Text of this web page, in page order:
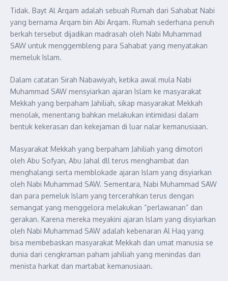
Tidak. Bayt Al Arqam adalah sebuah Rumah dari Sahabat Nabi
yang bernama Arqam bin Abi Arqam. Rumah sederhana penuh
berkah tersebut dijadikan madrasah oleh Nabi Muhammad
SAW untuk menggembleng para Sahabat yang menyatakan
memeluk Islam.
Dalam catatan Sirah Nabawiyah, ketika awal mula Nabi
Muhammad SAW mensyiarkan ajaran Islam ke masyarakat
Mekkah yang berpaham Jahiliah, sikap masyarakat Mekkah
menolak, menentang bahkan melakukan intimidasi dalam
bentuk kekerasan dan kekejaman di luar nalar kemanusiaan.
Masyarakat Mekkah yang berpaham Jahiliah yang dimotori
oleh Abu Sofyan, Abu Jahal dll terus menghambat dan
menghalangi serta memblokade ajaran Islam yang disyiarkan
oleh Nabi Muhammad SAW. Sementara, Nabi Muhammad SAW
dan para pemeluk Islam yang tercerahkan terus dengan
semangat yang menggelora melakukan “perlawanan” dan
gerakan. Karena mereka meyakini ajaran Islam yang disyiarkan
oleh Nabi Muhammad SAW adalah kebenaran Al Haq yang
bisa membebaskan masyarakat Mekkah dan umat manusia se
dunia dari cengkraman paham jahiliah yang menindas dan
menista harkat dan martabat kemanusiaan.